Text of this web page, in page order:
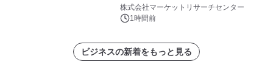
メント、その他）・分析レポートを発
表
株式会社マーケットリサーチセンター
1時間前
ビジネスの新着をもっと見る